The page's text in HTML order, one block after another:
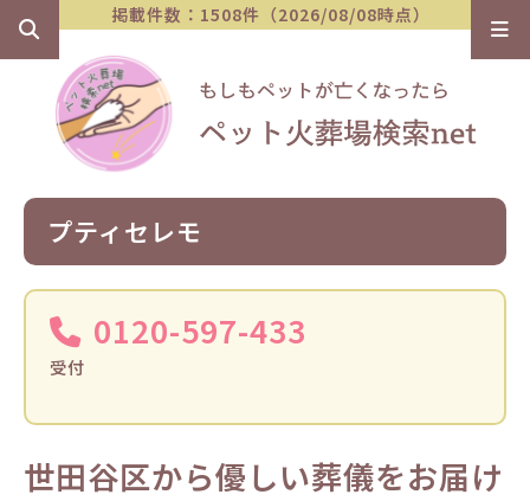
掲載件数：1508件（2026/08/08時点）
プティセレモ
0120-597-433
受付
世田谷区から優しい葬儀をお届け